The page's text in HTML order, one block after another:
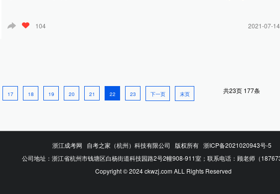
104 2021-07-14
17 18 19 20 21 22 23 下一页 末页 共23页 177条
浙江成考网 自考之家（杭州）科技有限公司 版权所有 浙ICP备2021020943号-5
公司地址：浙江省杭州市钱塘区白杨街道科技园路2号2幢908-911室；联系电话：顾老师（
Copyright © 2024 ckwzj.com ALL Rights Reserved